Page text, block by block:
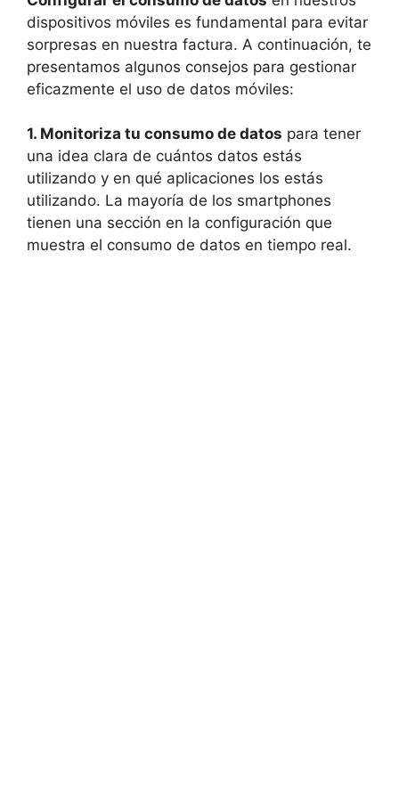
dispositivos móviles es fundamental para evitar
sorpresas en nuestra factura. A continuación, te
presentamos algunos consejos para gestionar
eficazmente el uso de datos móviles:
1. Monitoriza tu consumo de datos para tener
una idea clara de cuántos datos estás
utilizando y en qué aplicaciones los estás
utilizando. La mayoría de los smartphones
tienen una sección en la configuración que
muestra el consumo de datos en tiempo real.